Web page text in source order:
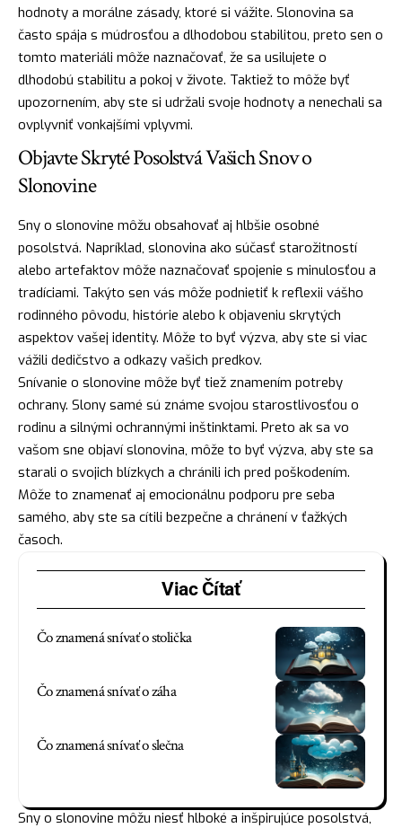
hodnoty a morálne zásady, ktoré si vážite. Slonovina sa
často spája s múdrosťou a dlhodobou stabilitou, preto sen o
tomto materiáli môže naznačovať, že sa usilujete o
dlhodobú stabilitu a pokoj v živote. Taktiež to môže byť
upozornením, aby ste si udržali svoje hodnoty a nenechali sa
ovplyvniť vonkajšími vplyvmi.
Objavte Skryté Posolstvá Vašich Snov o
Slonovine
Sny o slonovine môžu obsahovať aj hlbšie osobné
posolstvá. Napríklad, slonovina ako súčasť starožitností
alebo artefaktov môže naznačovať spojenie s minulosťou a
tradíciami. Takýto sen vás môže podnietiť k reflexii vášho
rodinného pôvodu, histórie alebo k objaveniu skrytých
aspektov vašej identity. Môže to byť výzva, aby ste si viac
vážili dedičstvo a odkazy vašich predkov.
Snívanie o slonovine môže byť tiež znamením potreby
ochrany. Slony samé sú známe svojou starostlivosťou o
rodinu a silnými ochrannými inštinktami. Preto ak sa vo
vašom sne objaví slonovina, môže to byť výzva, aby ste sa
starali o svojich blízkych a chránili ich pred poškodením.
Môže to znamenať aj emocionálnu podporu pre seba
samého, aby ste sa cítili bezpečne a chránení v ťažkých
časoch.
Viac Čítať
Čo znamená snívať o stolička
Čo znamená snívať o záha
Čo znamená snívať o slečna
Sny o slonovine môžu niesť hlboké a inšpirujúce posolstvá,